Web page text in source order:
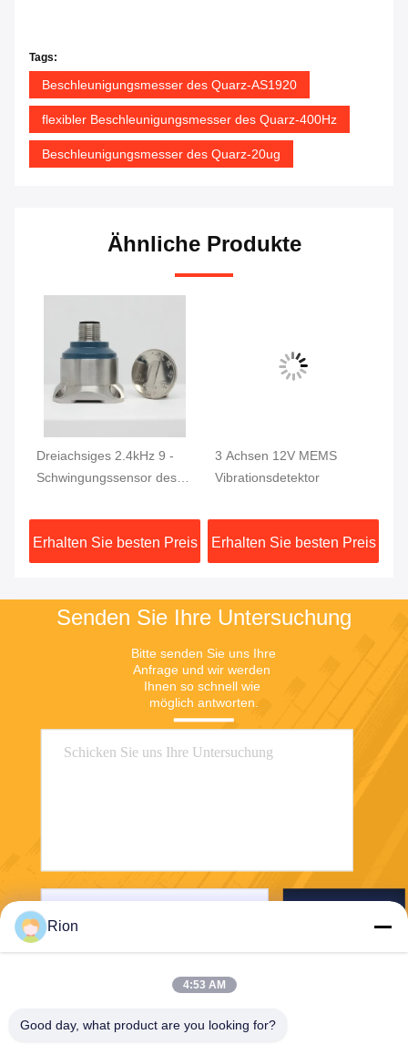
Tags:
Beschleunigungsmesser des Quarz-AS1920
flexibler Beschleunigungsmesser des Quarz-400Hz
Beschleunigungsmesser des Quarz-20ug
Ähnliche Produkte
Dreiachsiges 2.4kHz 9 -
Schwingungssensor des
36V
Erhalten Sie besten Preis
3 Achsen 12V MEMS
Vibrationsdetektor
Erhalten Sie besten Preis
Senden Sie Ihre Untersuchung
Bitte senden Sie uns Ihre
Anfrage und wir werden
Ihnen so schnell wie
möglich antworten.
Rion
4:53 AM
Good day, what product are you looking for?